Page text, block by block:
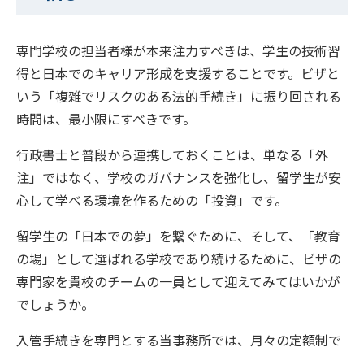
専門学校の担当者様が本来注力すべきは、学生の技術習
得と日本でのキャリア形成を支援することです。ビザと
いう「複雑でリスクのある法的手続き」に振り回される
時間は、最小限にすべきです。
行政書士と普段から連携しておくことは、単なる「外
注」ではなく、学校のガバナンスを強化し、留学生が安
心して学べる環境を作るための「投資」です。
留学生の「日本での夢」を繋ぐために、そして、「教育
の場」として選ばれる学校であり続けるために、ビザの
専門家を貴校のチームの一員として迎えてみてはいかが
でしょうか。
入管手続きを専門とする当事務所では、月々の定額制で